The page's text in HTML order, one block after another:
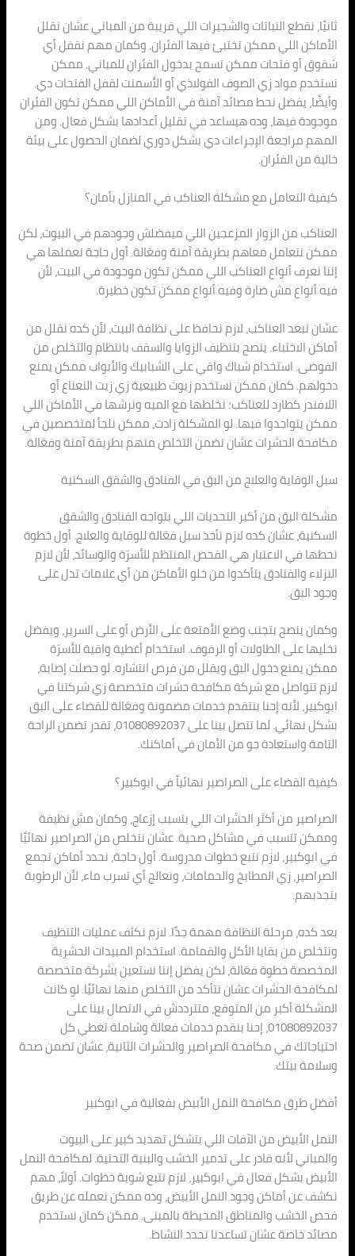
ثانيًا، نقطع النباتات والشجيرات اللي قريبة من المباني عشان نقلل
الأماكن اللي ممكن تختبئ فيها الفئران. وكمان مهم نقفل أي
شقوق أو فتحات ممكن تسمح بدخول الفئران للمباني. ممكن
نستخدم مواد زي الصوف الفولاذي أو الأسمنت لقفل الفتحات دي.
وأيضًا، يفضل نحط مصائد آمنة في الأماكن اللي ممكن تكون الفئران
موجودة فيها، وده هيساعد في تقليل أعدادها بشكل فعال. ومن
المهم مراجعة الإجراءات دي بشكل دوري لضمان الحصول على بيئة
خالية من الفئران.
كيفية التعامل مع مشكلة العناكب في المنازل بأمان؟
العناكب من الزوار المزعجين اللي ميفضلش وجودهم في البيوت، لكن
ممكن نتعامل معاهم بطريقة آمنة وفعّالة. أول حاجة نعملها هي
إننا نعرف أنواع العناكب اللي ممكن تكون موجودة في البيت، لأن
فيه أنواع مش ضارة وفيه أنواع ممكن تكون خطيرة.
عشان نبعد العناكب، لازم نحافظ على نظافة البيت، لأن كده نقلل من
أماكن الاختباء. ينصح بتنظيف الزوايا والسقف بانتظام والتخلص من
الفوضى. استخدام شباك واقي على الشبابيك والأبواب ممكن يمنع
دخولهم. كمان ممكن نستخدم زيوت طبيعية زي زيت النعناع أو
اللافندر كطارد للعناكب؛ نخلطها مع الميه ونرشها في الأماكن اللي
ممكن يتواجدوا فيها. لو المشكلة زادت، ممكن نلجأ لمتخصصين في
مكافحة الحشرات عشان نضمن التخلص منهم بطريقة آمنة وفعّالة.
سبل الوقاية والعلاج من البق في الفنادق والشقق السكنية
مشكلة البق من أكبر التحديات اللي بتواجه الفنادق والشقق
السكنية، عشان كده لازم نأخذ سبل فعّالة للوقاية والعلاج. أول خطوة
نحطها في الاعتبار هي الفحص المنتظم للأسرّة والوسائد، لأن لازم
النزلاء والفنادق يتأكدوا من خلو الأماكن من أي علامات تدل على
وجود البق.
وكمان ينصح بتجنب وضع الأمتعة على الأرض أو على السرير، ويفضل
نخليها على الطاولات أو الرفوف. استخدام أغطية واقية للأسرّة
ممكن يمنع دخول البق ويقلل من فرص انتشاره. لو حصلت إصابة،
لازم تتواصل مع شركة مكافحة حشرات متخصصة زي شركتنا في
ابوكبير، لأنه إحنا بنتقدم خدمات مضمونة وفعّالة للقضاء على البق
بشكل نهائي. لما تتصل بينا على 01080892037، تقدر تضمن الراحة
التامة واستعادة جو من الأمان في أماكنك.
كيفية القضاء على الصراصير نهائياً في ابوكبير؟
الصراصير من أكثر الحشرات اللي بتسبب إزعاج، وكمان مش نظيفة
وممكن تتسبب في مشاكل صحية. عشان نتخلص من الصراصير نهائيًا
في ابوكبير، لازم نتبع خطوات مدروسة. أول حاجة، نحدد أماكن تجمع
الصراصير، زي المطابخ والحمامات، ونعالج أي تسرب ماء، لأن الرطوبة
بتجذبهم.
بعد كده، مرحلة النظافة مهمة جدًا. لازم نكثف عمليات التنظيف
ونتخلص من بقايا الأكل والقمامة. استخدام المبيدات الحشرية
المخصصة خطوة فعّالة، لكن يفضل إننا نستعين بشركة متخصصة
لمكافحة الحشرات عشان نتأكد من التخلص منها نهائيًا. لو كانت
المشكلة أكبر من المتوقع، متترددش في الاتصال بينا على
01080892037، إحنا بنقدم خدمات فعالة وشاملة تغطي كل
احتياجاتك في مكافحة الصراصير والحشرات الثانية، عشان تضمن صحة
وسلامة بيتك.
أفضل طرق مكافحة النمل الأبيض بفعالية في ابوكبير
النمل الأبيض من الآفات اللي بتشكل تهديد كبير على البيوت
والمباني لأنه قادر على تدمير الخشب والبنية التحتية. لمكافحة النمل
الأبيض بشكل فعال في ابوكبير، لازم نتبع شوية خطوات. أولاً، مهم
نكشف عن أماكن وجود النمل الأبيض، وده ممكن نعمله عن طريق
فحص الخشب والمناطق المحيطة بالمبنى. ممكن كمان نستخدم
مصائد خاصة عشان تساعدنا نحدد النشاط.